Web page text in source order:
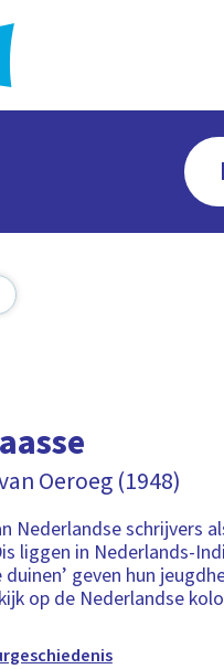
Oeroeg (1948)
Nederlandse schrijvers
liggen in Nederlands-
duinen’ geven hun
op de Nederlandse